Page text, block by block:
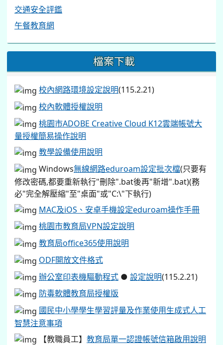
交通安全評鑑
午餐教育網
檔案下載
校內網路環境設定說明(115.2.21)
校內軟體授權說明
桃園市ADOBE Creative Cloud K12雲端帳號大
量授權簡易操作說明
教學設備使用說明
Windows無線網路eduroam設定批次檔(只要有
修改密碼,都要重新執行"刪除".bat後再"新增".bat)(務
必"完全解壓縮"至"桌面"或"C:\"下執行)
MAC及iOS、安卓手機設定eduroam操作手冊
桃園市教育局VPN設定說明
教育局office365使用說明
ODF開放文件格式
辦公室印表機驅動程式 ● 設定說明(115.2.21)
防毒軟體教育局授權版
國民中小學學生學習評量及作業使用生成式人工
智慧注意事項
【教職員工】 教育局單一認證帳號信箱啟用說明